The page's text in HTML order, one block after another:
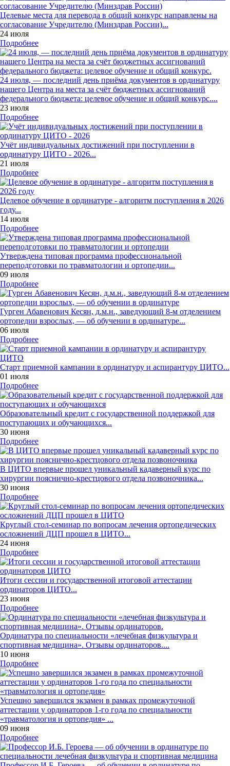
Целевые места для перевода в общий конкурс направлены на
согласование Учредителю (Минздрав России)...
24 июля
Подробнее
24 июля, — последний день приёма документов в ординатуру
нашего Центра на места за счёт бюджетных ассигнований
федерального бюджета: целевое обучение и общий конкурс....
23 июля
Подробнее
Учёт индивидуальных достижений при поступлении в
ординатуру ЦИТО - 2026...
21 июля
Подробнее
Целевое обучение в ординатуре - алгоритм поступления в 2026
году...
14 июля
Подробнее
Утверждена типовая программа профессиональной
переподготовки по травматологии и ортопедии...
09 июля
Подробнее
Гурген Абавенович Кесян, д.м.н., заведующий 8-м отделением
ортопедии взрослых, — об обучении в ординатуре...
06 июля
Подробнее
Старт приемной кампании в ординатуру и аспирантуру ЦИТО...
01 июля
Подробнее
Образовательный кредит с государственной поддержкой для
поступающих и обучающихся...
30 июня
Подробнее
В ЦИТО впервые прошел уникальный кадаверный курс по
хирургии пояснично-крестцового отдела позвоночника...
30 июня
Подробнее
Круглый стол-семинар по вопросам лечения ортопедических
осложнений ДЦП прошел в ЦИТО...
24 июня
Подробнее
Итоги сессии и государственной итоговой аттестации
ординаторов ЦИТО...
23 июня
Подробнее
Ординатура по специальности «лечебная физкультура и
спортивная медицина». Отзывы ординаторов....
10 июня
Подробнее
Успешно завершился экзамен в рамках промежуточной
аттестации у ординаторов 1-го года по специальности
«травматология и ортопедия» ...
09 июня
Подробнее